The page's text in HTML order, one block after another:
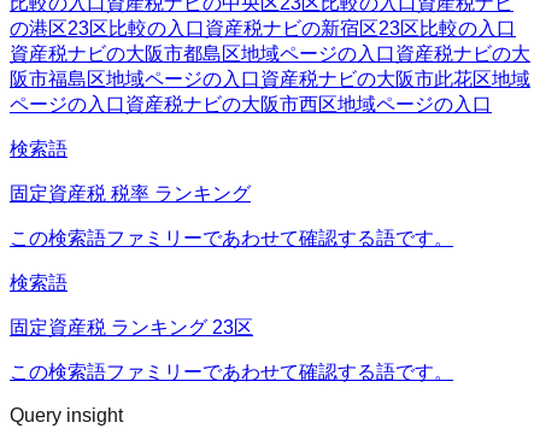
の港区23区比較の入口資産税ナビの新宿区23区比較の入口
資産税ナビの大阪市都島区地域ページの入口資産税ナビの大
阪市福島区地域ページの入口資産税ナビの大阪市此花区地域
ページの入口資産税ナビの大阪市西区地域ページの入口
検索語
固定資産税 税率 ランキング
この検索語ファミリーであわせて確認する語です。
検索語
固定資産税 ランキング 23区
この検索語ファミリーであわせて確認する語です。
Query insight